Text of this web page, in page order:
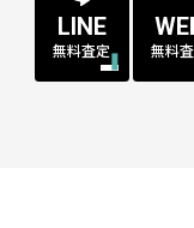
LINE
無料査定 無料